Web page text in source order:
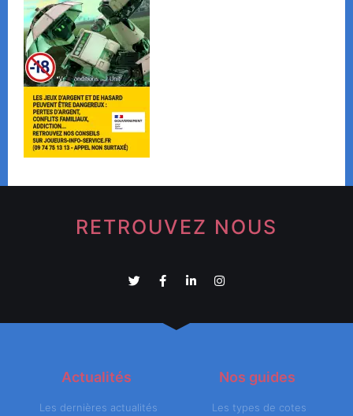
RETROUVEZ NOUS
Actualités
Les dernières actualités
Nos guides
Les types de cotes